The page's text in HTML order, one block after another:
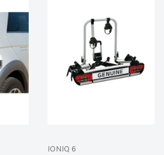
IONIQ 6